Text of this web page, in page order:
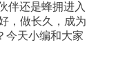
伴还是蜂拥进入
，做长久，成为
今天小编和大家